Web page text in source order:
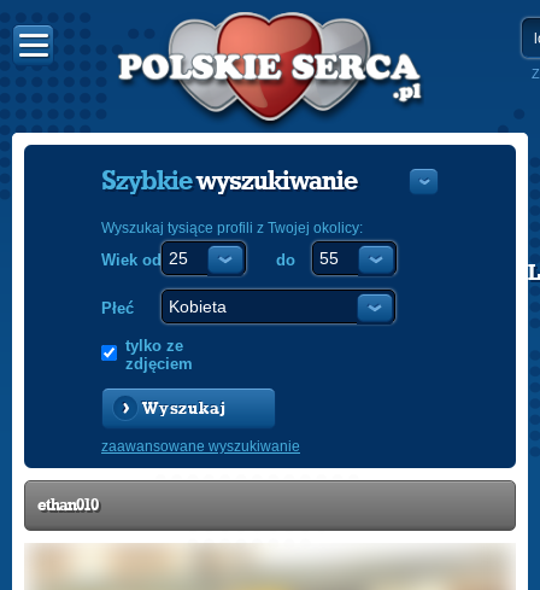
POLISH
Szybkiewyszukiwanie
Wyszukaj tysiące profili z Twojej okolicy:
Wiek od do
Płeć
tylko ze
zdjęciem
Wyszukaj
zaawansowane wyszukiwanie
ethan010